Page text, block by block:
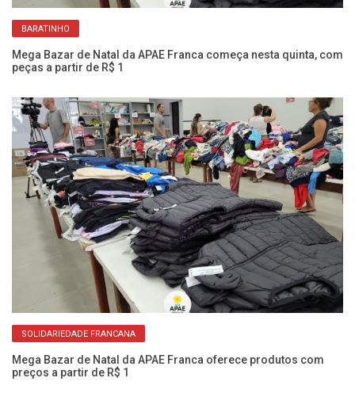
BARATINHO
Mega Bazar de Natal da APAE Franca começa nesta quinta, com
peças a partir de R$ 1
SOLIDARIEDADE FRANCANA
Mega Bazar de Natal da APAE Franca oferece produtos com
preços a partir de R$ 1